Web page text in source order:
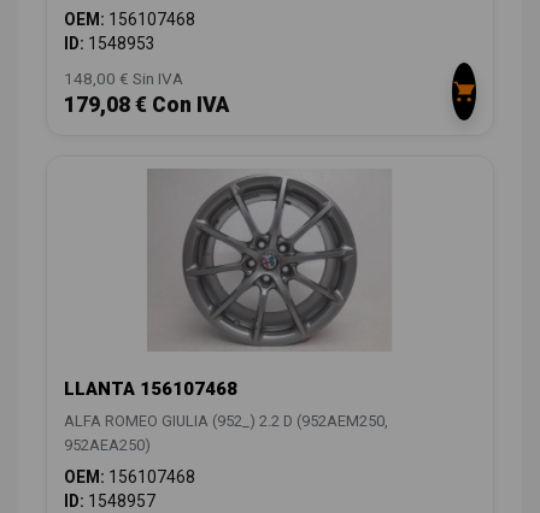
OEM: 156107468
ID: 1548953
148,00 € Sin IVA
179,08 € Con IVA
LLANTA 156107468
ALFA ROMEO GIULIA (952_) 2.2 D (952AEM250,
952AEA250)
OEM: 156107468
ID: 1548957